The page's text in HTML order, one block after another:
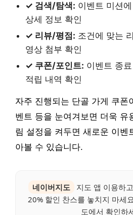
✓ 검색/탐색: 이벤트 미션
상세 정보 확인
✓ 리뷰/평점: 조건에 맞는
영상 첨부 확인
✓ 쿠폰/포인트: 이벤트 종
적립 내역 확인
자주 진행되는 단골 가게 쿠폰
벤트 등을 눈여겨보면 더욱 유
림 설정을 켜두면 새로운 이벤
아볼 수 있습니다.
네이버지도
지도 앱 이용하
20% 할인 찬스를 놓치지 마세
도에서 확인하